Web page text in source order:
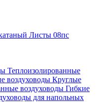
Листы 08пс
Теплоизолированные
воздуховоды Круглые
воздуховоды Гибкие
для напольных